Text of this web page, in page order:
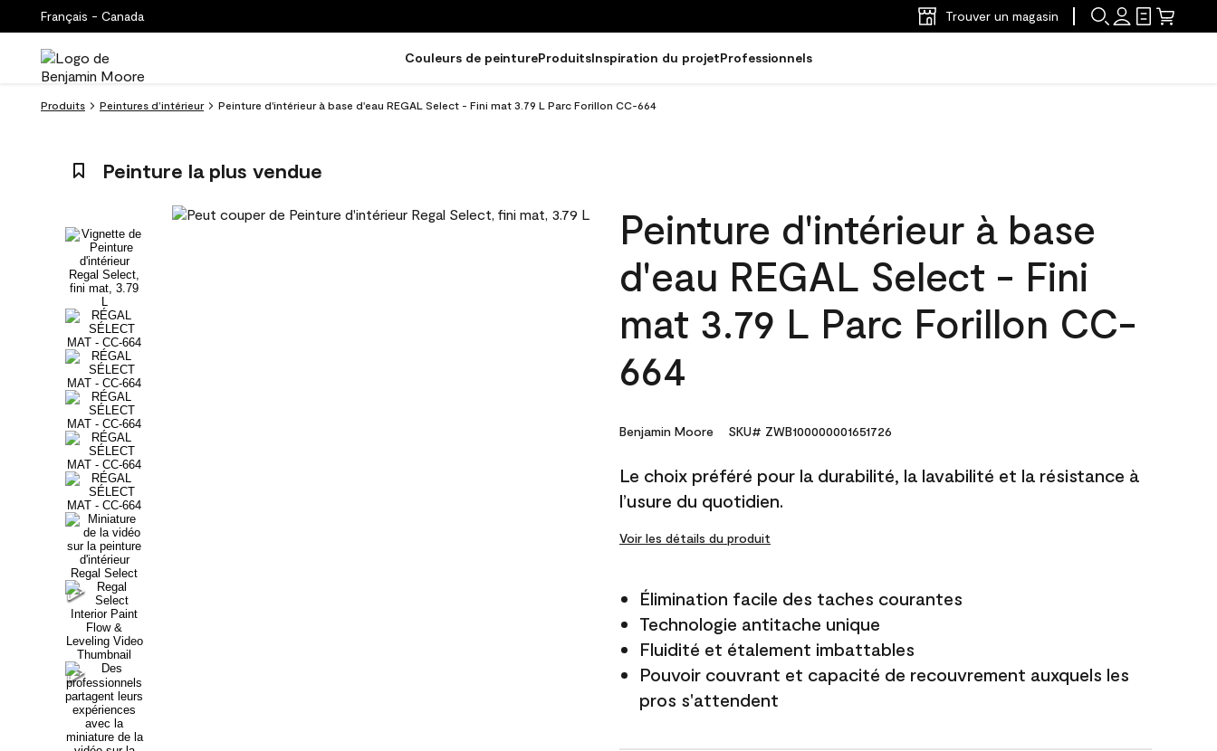
Français - Canada Trouver un magasin
Couleurs de peintureProduitsInspiration du projetProfessionnels
Produits Peintures d’intérieur Peinture d'intérieur à base d'eau REGAL Select - Fini mat 3.79 L Parc Forillon CC-664
Peinture la plus vendue
Peinture d'intérieur à base
d'eau REGAL Select - Fini
mat 3.79 L Parc Forillon CC-
664
Benjamin Moore SKU# ZWB100000001651726
Le choix préféré pour la durabilité, la lavabilité et la résistance à
l’usure du quotidien.
Voir les détails du produit
Élimination facile des taches courantes
Technologie antitache unique
Fluidité et étalement imbattables
Pouvoir couvrant et capacité de recouvrement auxquels les
pros s'attendent